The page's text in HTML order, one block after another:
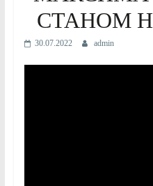
СТАНОМ
30.07.2022 admin